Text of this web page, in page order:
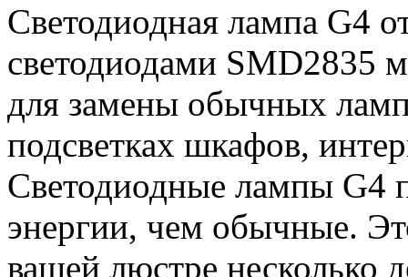
Светодиодная лампа G4
светодиодами SMD2835
для замены обычных
подсветках шкафов,
Светодиодные лампы G4
энергии, чем обычные.
вашей люстре несколько